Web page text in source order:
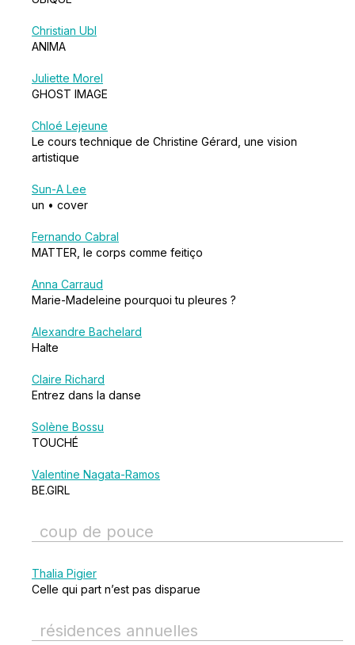
Christian Ubl
ANIMA
Juliette Morel
GHOST IMAGE
Chloé Lejeune
Le cours technique de Christine Gérard, une vision
artistique
Sun-A Lee
un • cover
Fernando Cabral
MATTER, le corps comme feitiço
Anna Carraud
Marie-Madeleine pourquoi tu pleures ?
Alexandre Bachelard
Halte
Claire Richard
Entrez dans la danse
Solène Bossu
TOUCHÉ
Valentine Nagata-Ramos
BE.GIRL
coup de pouce
Thalia Pigier
Celle qui part n’est pas disparue
résidences annuelles